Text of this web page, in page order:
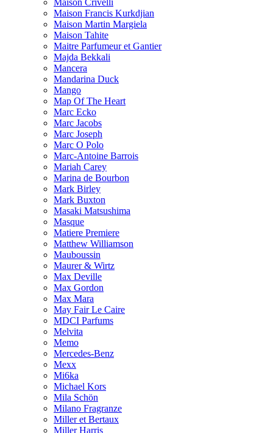
Maison Crivelli
Maison Francis Kurkdjian
Maison Martin Margiela
Maison Tahite
Maitre Parfumeur et Gantier
Majda Bekkali
Mancera
Mandarina Duck
Mango
Map Of The Heart
Marc Ecko
Marc Jacobs
Marc Joseph
Marc O Polo
Marc-Antoine Barrois
Mariah Carey
Marina de Bourbon
Mark Birley
Mark Buxton
Masaki Matsushima
Masque
Matiere Premiere
Matthew Williamson
Mauboussin
Maurer & Wirtz
Max Deville
Max Gordon
Max Mara
May Fair Le Caire
MDCI Parfums
Melvita
Memo
Mercedes-Benz
Mexx
Mi6ka
Michael Kors
Mila Schön
Milano Fragranze
Miller et Bertaux
Miller Harris